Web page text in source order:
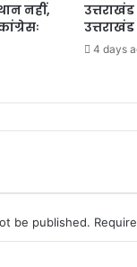
नहीं,
4 days
be published.